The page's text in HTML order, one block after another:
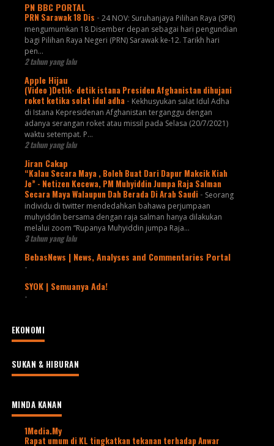
PN BBC PORTAL
PRN Sarawak 18 Dis - 24 NOV: Suruhanjaya Pilihan Raya (SPR)
mengumumkan 18 Disember depan sebagai hari pengundian
bagi Pilihan Raya Negeri (PRN) Sarawak ke-12. Tarikh hari
pen...
2 tahun yang lalu
Apple Hijau
(Video )Detik- detik istana Presiden Afghanistan dihujani
roket ketika solat idul adha - Kekhusyukan salat Idul Adha
di Istana Kepresidenan Afghanistan terganggu dengan
adanya serangan roket atau missil pada Selasa (20/7/2021)
waktu setempat. P...
2 tahun yang lalu
Jiran Cakap
“Kalau Secara Maya , Boleh Buat Dari Dapur Makcik Kiah
Je” - Netizen Kecewa, PM Muhyiddin Jumpa Raja Salman
Secara Maya Walaupun Dah Berada Di Arab Saudi - Seorang
individu di twitter mendedahkan bahawa perjumpaan
muhyiddin bersama dengan raja salman hanya dilakukan
melalui zoom “Rupanya Muhyiddin jumpa Raja...
3 tahun yang lalu
BebasNews | News, Analyses and Commentaries Portal
-
SYOK | Semuanya Ada!
-
EKONOMI
SUKAN & HIBURAN
MINDA KANAN
1Media.My
Rapat umum di KL tingkatkan tekanan terhadap Anwar